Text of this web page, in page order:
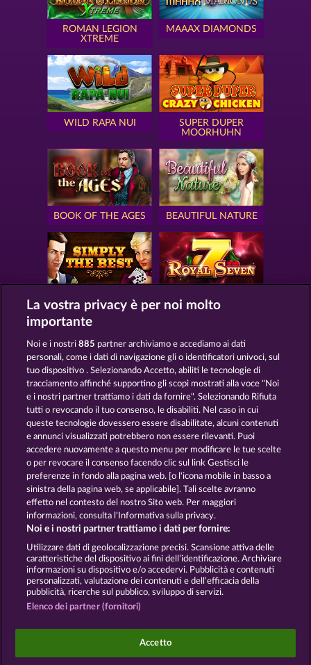
ROMAN LEGION
XTREME
MAAAX DIAMONDS
WILD RAPA NUI
SUPER DUPER
MOORHUHN
BOOK OF THE AGES BEAUTIFUL NATURE
SIMPLY THE BEST ROYAL SEVEN
GOLDEN EI OF
MOORHUHN
FOREVER
DIAMONDS
Mostra tutti i giochi
Termini e condizioni
Informativa sulla privacy Note legali
Società FAQ Facebook
Invia richiesta di recesso
I giochi social da casinò sono volti esclusivamente
all'intrattenimento e non esercitano alcuna
La vostra privacy è per noi molto
importante
Noi e i nostri885 partner archiviamo e accediamo ai dati
personali, come i dati di navigazione gli o identificatori univoci, sul
tuo dispositivo . Selezionando Accetto, abiliti le tecnologie di
tracciamento affinché supportino gli scopi mostrati alla voce "Noi
e i nostri partner trattiamo i dati da fornire". Selezionando Rifiuta
tutti o revocando il tuo consenso, le disabiliti. Nel caso in cui
queste tecnologie dovessero essere disabilitate, alcuni contenuti
e annunci visualizzati potrebbero non essere rilevanti. Puoi
accedere nuovamente a questo menu per modificare le tue scelte
o per revocare il consenso facendo clic sul link Gestisci le
preferenze in fondo alla pagina web. [o l'icona mobile in basso a
sinistra della pagina web, se applicabile]. Tali scelte avranno
effetto nel contesto del nostro Sito web. Per maggiori
informazioni, consulta l'Informativa sulla privacy.
Noi e i nostri partner trattiamo i dati per fornire:
Utilizzare dati di geolocalizzazione precisi. Scansione attiva delle
caratteristiche del dispositivo ai fini dell’identificazione. Archiviare
informazioni su dispositivo e/o accedervi. Pubblicità e contenuti
personalizzati, valutazione dei contenuti e dell’efficacia della
pubblicità, ricerche sul pubblico, sviluppo di servizi.
Elenco dei partner (fornitori)
Accetto